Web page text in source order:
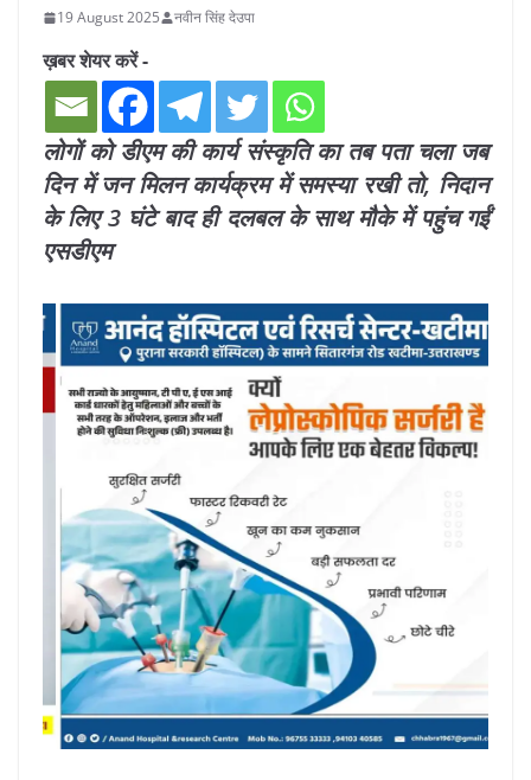
19 August 2025 नवीन सिंह देउपा
ख़बर शेयर करें -
लोगों को डीएम की कार्य संस्कृति का तब पता चला जब
दिन में जन मिलन कार्यक्रम में समस्या रखी तो, निदान
के लिए 3 घंटे बाद ही दलबल के साथ मौके में पहुंच गईं
एसडीएम